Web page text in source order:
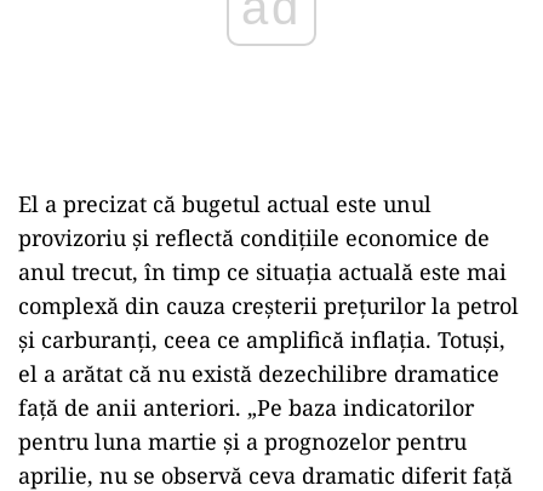
El a precizat că bugetul actual este unul
provizoriu și reflectă condițiile economice de
anul trecut, în timp ce situația actuală este mai
complexă din cauza creșterii prețurilor la petrol
și carburanți, ceea ce amplifică inflația. Totuși,
el a arătat că nu există dezechilibre dramatice
față de anii anteriori. „Pe baza indicatorilor
pentru luna martie și a prognozelor pentru
aprilie, nu se observă ceva dramatic diferit față